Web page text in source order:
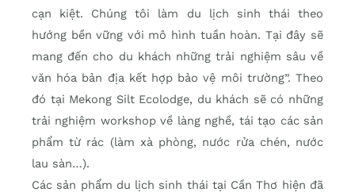
cạn kiệt. Chúng tôi làm du lịch sinh thái theo
hướng bền vững với mô hình tuần hoàn. Tại đây sẽ
mang đến cho du khách những trải nghiệm sâu về
văn hóa bản địa kết hợp bảo vệ môi trường”. Theo
đó tại Mekong Silt Ecolodge, du khách sẽ có những
trải nghiệm workshop về làng nghề, tái tạo các sản
phẩm từ rác (làm xà phòng, nước rửa chén, nước
lau sàn…).
Các sản phẩm du lịch sinh thái tại Cần Thơ hiện đã